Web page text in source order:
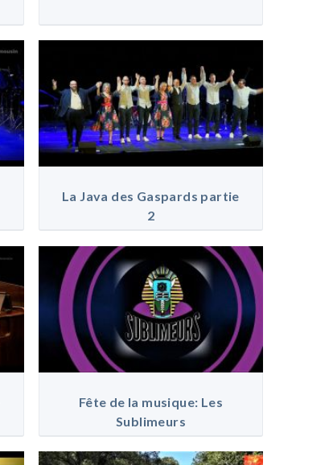
La Java des Gaspards partie
2
Fête de la musique: Les
Sublimeurs